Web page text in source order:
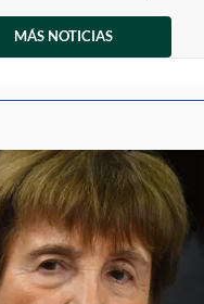
MÁS NOTICIAS